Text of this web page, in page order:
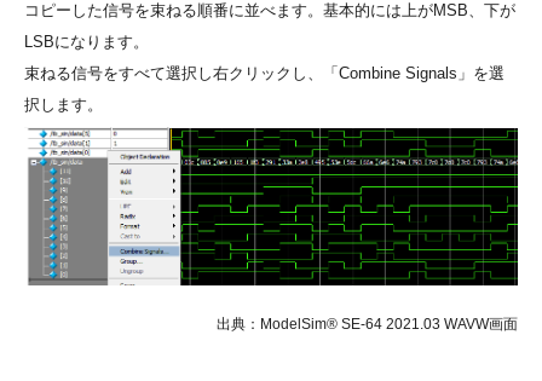
コピーした信号を束ねる順番に並べます。基本的には上がMSB、下が
LSBになります。
束ねる信号をすべて選択し右クリックし、
「Combine Signals」 を選
択します。
出典：ModelSim® SE-64 2021.03 WAVW画面